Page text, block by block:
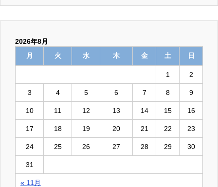
2026年8月
月
火 水 木 金 土 日
« 11月
1 2
3 4 5 6 7 8 9
10 11 12 13 14 15 16
17 18 19 20 21 22 23
24 25 26 27 28 29 30
31